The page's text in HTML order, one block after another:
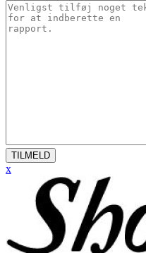
TILMELD
x